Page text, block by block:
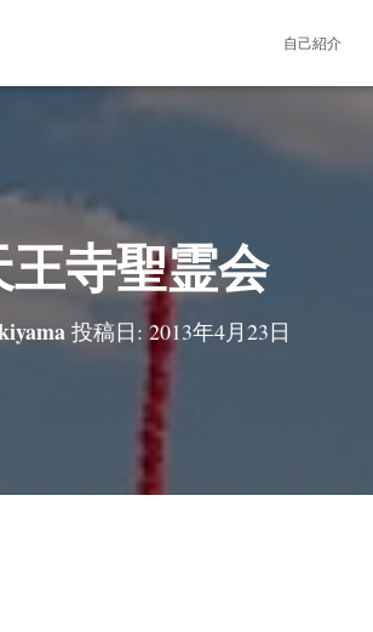
自己紹介
王寺聖霊会
投稿日: 2013年4月23日